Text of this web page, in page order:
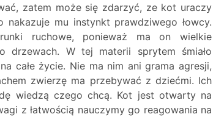
zatem może się zdarzyć, ze kot uraczy
mu instynkt prawdziwego łowcy.
ruchowe, ponieważ ma on wielkie
drzewach. W tej materii sprytem śmiało
całe życie. Nie ma nim ani grama agresji,
zwierzę ma przebywać z dziećmi. Ich
wiedzą czego chcą. Kot jest otwarty na
z łatwością nauczymy go reagowania na